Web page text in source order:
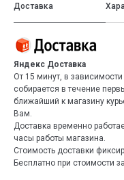
Доставка
Яндекс Доставка
От 15 минут, в
собирается в течение
ближайший к магазину
Вам.
Доставка временно
часы работы магазина.
Стоимость доставки
Бесплатно при стоимости